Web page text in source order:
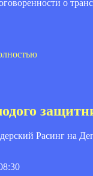
о
Расинг на